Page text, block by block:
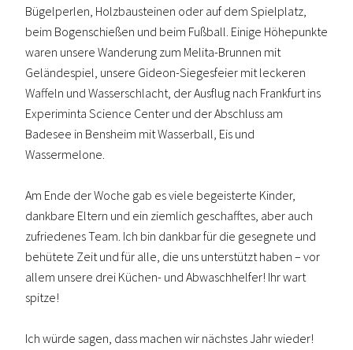
Bügelperlen, Holzbausteinen oder auf dem Spielplatz,
beim Bogenschießen und beim Fußball. Einige Höhepunkte
waren unsere Wanderung zum Melita-Brunnen mit
Geländespiel, unsere Gideon-Siegesfeier mit leckeren
Waffeln und Wasserschlacht, der Ausflug nach Frankfurt ins
Experiminta Science Center und der Abschluss am
Badesee in Bensheim mit Wasserball, Eis und
Wassermelone.
Am Ende der Woche gab es viele begeisterte Kinder,
dankbare Eltern und ein ziemlich geschafftes, aber auch
zufriedenes Team. Ich bin dankbar für die gesegnete und
behütete Zeit und für alle, die uns unterstützt haben – vor
allem unsere drei Küchen- und Abwaschhelfer! Ihr wart
spitze!
Ich würde sagen, dass machen wir nächstes Jahr wieder!